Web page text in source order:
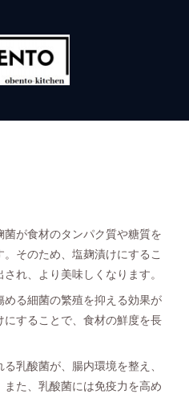
が食材のタンパク質や糖質を
そのため、塩麹漬けにするこ
れ、より美味しくなります。
る細菌の繁殖を抑える効果が
することで、食材の鮮度を長
乳酸菌が、腸内環境を整え、
た、乳酸菌には免疫力を高め